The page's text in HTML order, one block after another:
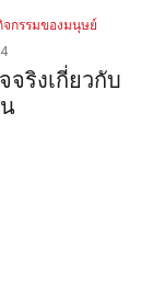
กรรมของมนุษย์
จริงเกี่ยวกับ